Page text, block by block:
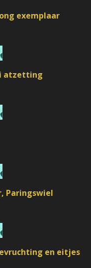
exemplaar
atzetting
Paringswiel
en eitjes